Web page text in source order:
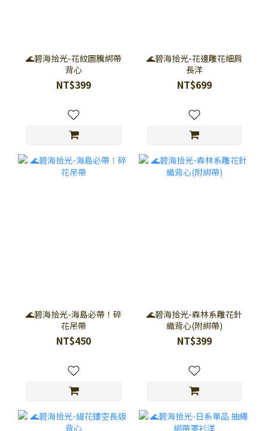
🌊碧海拾光-花紋圖騰綁帶
背心
NT$399
🌊碧海拾光-花邊雕花細肩
長洋
NT$699
🌊碧海拾光-海島必帶！碎
花吊帶
NT$450
🌊碧海拾光-森林系雕花針
織背心(附綁帶)
NT$399